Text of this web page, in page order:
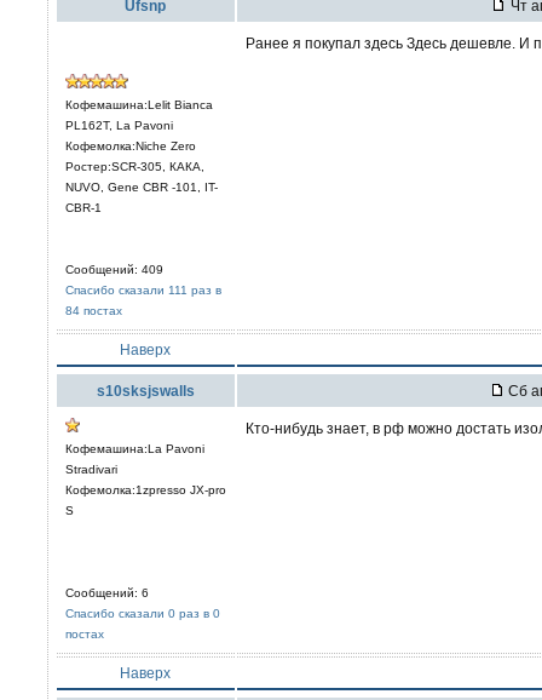
Ufsnp Чт
Кофемашина:Lelit Bianca
PL162T, La Pavoni
Кофемолка:Niche Zero
Ростер:SCR-305, КАКА,
NUVO, Gene CBR -101, IT-
CBR-1
Сообщений: 409
Спасибо сказали 111 раз в
84 постах
Ранее я покупал здесь Здесь дешевле. И
Наверх
s10sksjswalls Сб
Кофемашина:La Pavoni
Stradivari
Кофемолка:1zpresso JX-pro
S
Сообщений: 6
Спасибо сказали 0 раз в 0
постах
Кто-нибудь знает, в рф можно достать
Наверх